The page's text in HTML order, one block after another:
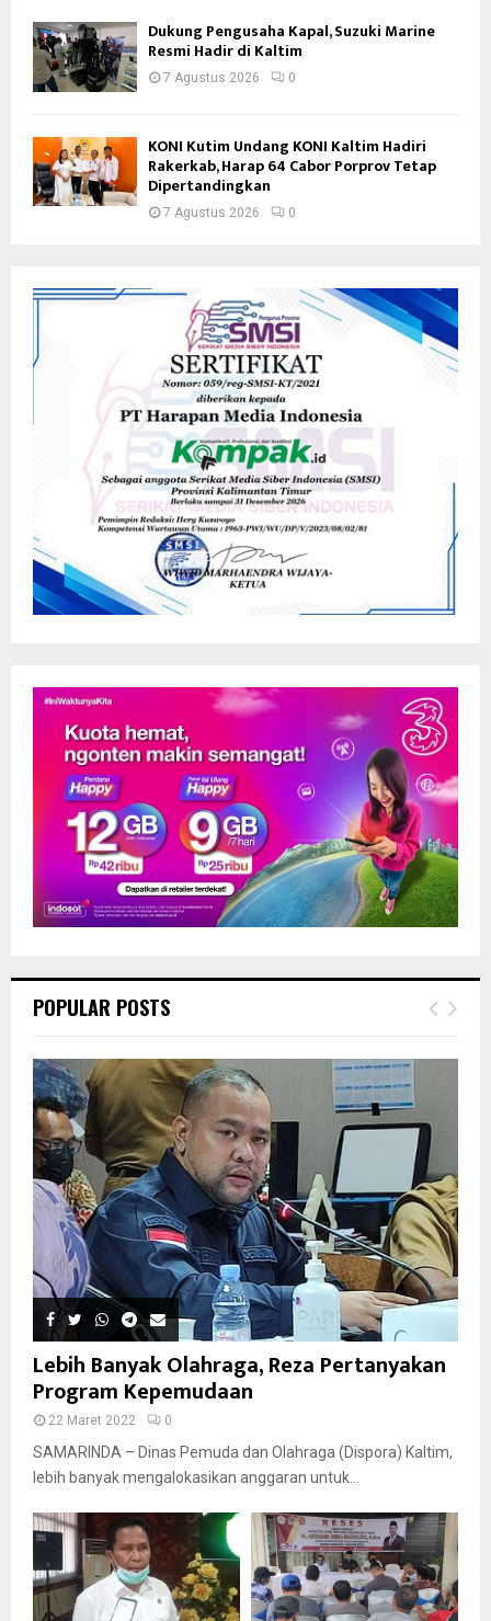
Dukung Pengusaha Kapal, Suzuki Marine
Resmi Hadir di Kaltim
7 Agustus 2026 0
KONI Kutim Undang KONI Kaltim Hadiri
Rakerkab, Harap 64 Cabor Porprov Tetap
Dipertandingkan
7 Agustus 2026 0
POPULAR POSTS
Lebih Banyak Olahraga, Reza Pertanyakan
Program Kepemudaan
22 Maret 2022 0
SAMARINDA – Dinas Pemuda dan Olahraga (Dispora) Kaltim,
lebih banyak mengalokasikan anggaran untuk...